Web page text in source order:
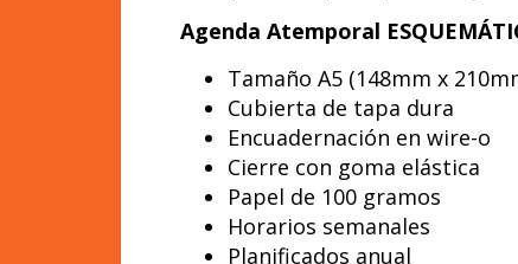
Agenda Atemporal
Tamaño A5 (148mm x
Cubierta de tapa dura
Encuadernación en wire-o
Cierre con goma elástica
Papel de 100 gramos
Horarios semanales
Planificados anual